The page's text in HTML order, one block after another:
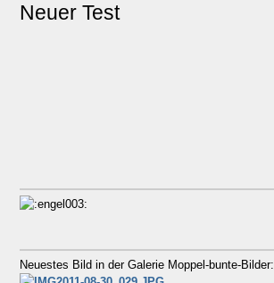
Neuer Test
Neuestes Bild in der Galerie Moppel-bunte-Bilder: